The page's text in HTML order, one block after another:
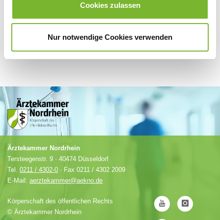
Cookies zulassen
Nur notwendige Cookies verwenden
Ärztekammer Nordrhein
Tersteegenstr. 9 · 40474 Düsseldorf
Tel. 0211 / 4302-0 · Fax 0211 / 4302 2009
E-Mail: aerztekammer@aekno.de
Körperschaft des öffentlichen Rechts
© Ärztekammer Nordrhein